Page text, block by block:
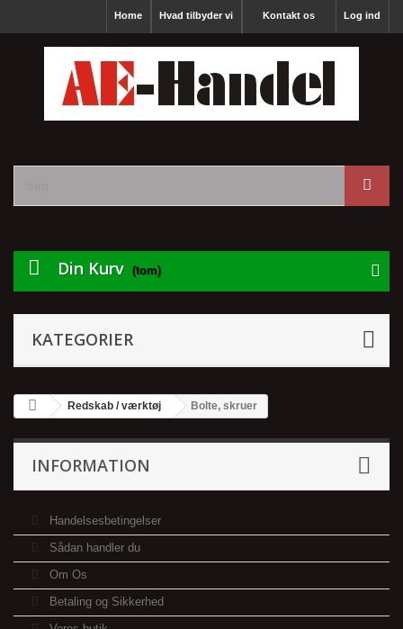
Log ind
Kontakt os
Hvad tilbyder vi
Home
Din Kurv (tom)
KATEGORIER
Redskab / værktøj Bolte, skruer
INFORMATION
Handelsesbetingelser
Sådan handler du
Om Os
Betaling og Sikkerhed